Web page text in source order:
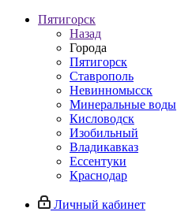
Пятигорск
Назад
Города
Пятигорск
Ставрополь
Невинномысск
Минеральные воды
Кисловодск
Изобильный
Владикавказ
Ессентуки
Краснодар
Личный кабинет